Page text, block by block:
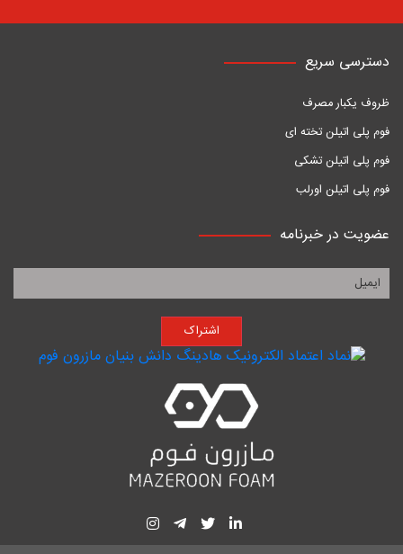
دسترسی سریع
ظروف یکبار مصرف
فوم پلی اتیلن تخته ای
فوم پلی اتیلن تشکی
فوم پلی اتیلن اورلب
عضویت در خبرنامه
اشتراک